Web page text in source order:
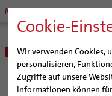
Cookie-
Wir verwenden Cookies,
personalisieren,
Zugriffe auf unsere
Informationen können
MARIENDOM